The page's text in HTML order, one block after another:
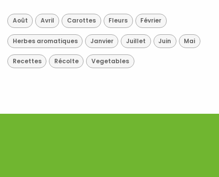
Août Avril Carottes Fleurs Février
Herbes aromatiques Janvier Juillet Juin Mai
Recettes Récolte Vegetables